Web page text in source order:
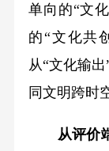
单向的“文
的“文化共
从“文化输
同文明跨时
从评价